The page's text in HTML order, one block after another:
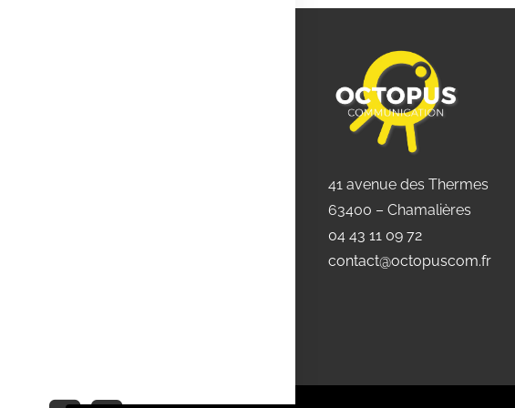
41 avenue des Thermes
63400 – Chamalières
04 43 11 09 72
contact@octopuscom.fr